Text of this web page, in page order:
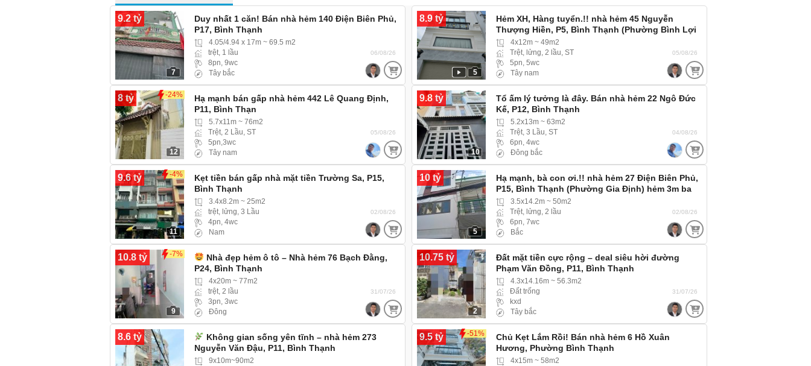
9.2 tỷ
7
Duy nhất 1 căn! Bán nhà hẻm 140 Điện Biên Phủ,
P17, Bình Thạnh
4.05/4.94 x 17m ~ 69.5 m2
trệt, 1 lầu
8pn, 9wc
Tây bắc
06/08/26
8.9 tỷ
5
Hẻm XH, Hàng tuyển.!! nhà hẻm 45 Nguyễn
Thượng Hiền, P5, Bình Thạnh (Phường Bình Lợi
Trung) hẻm rộng xe hơi 4 chỗ vào tới nhà
4x12m ~ 49m2
Trệt, lửng, 2 lầu, ST
5pn, 5wc
Tây nam
05/08/26
8 tỷ -24%
12
Hạ mạnh bán gấp nhà hẻm 442 Lê Quang Định,
P11, Bình Thạn
5.7x11m ~ 76m2
Trệt, 2 Lầu, ST
5pn,3wc
Tây nam
05/08/26
9.8 tỷ
10
Tổ ấm lý tưởng là đây. Bán nhà hẻm 22 Ngô Đức
Kế, P12, Bình Thạnh
5.2x13m ~ 63m2
Trệt, 3 Lầu, ST
6pn, 4wc
Đông bắc
04/08/26
9.6 tỷ -4%
11
Kẹt tiền bán gấp nhà mặt tiền Trường Sa, P15,
Bình Thạnh
3.4x8.2m ~ 25m2
trệt, lửng, 3 Lầu
4pn, 4wc
Nam
02/08/26
10 tỷ
5
Hạ mạnh, bà con ơi.!! nhà hẻm 27 Điện Biên Phủ,
P15, Bình Thạnh (Phường Gia Định) hẻm 3m ba
gác ra vào thoải mái
3.5x14.2m ~ 50m2
Trệt, lửng, 2 lầu
6pn, 7wc
Bắc
02/08/26
10.8 tỷ -7%
9
Nhà đẹp hẻm ô tô – Nhà hẻm 76 Bạch Đằng,
P24, Bình Thạnh
4x20m ~ 77m2
trệt, 2 lầu
3pn, 3wc
Đông
31/07/26
10.75 tỷ
2
Đất mặt tiền cực rộng – deal siêu hời đường
Phạm Văn Đồng, P11, Bình Thạnh
4.3x14.16m ~ 56.3m2
Đất trống
kxd
Tây bắc
31/07/26
8.6 tỷ
Không gian sống yên tĩnh – nhà hẻm 273
Nguyễn Văn Đậu, P11, Bình Thạnh
9x10m~90m2
9.5 tỷ -51%
Chủ Kẹt Lắm Rồi! Bán nhà hẻm 6 Hồ Xuân
Hương, Phường Bình Thạnh
4x15m ~ 58m2